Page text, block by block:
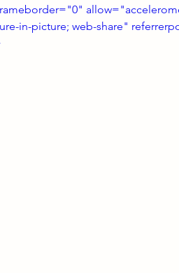
in-picture; web-share"